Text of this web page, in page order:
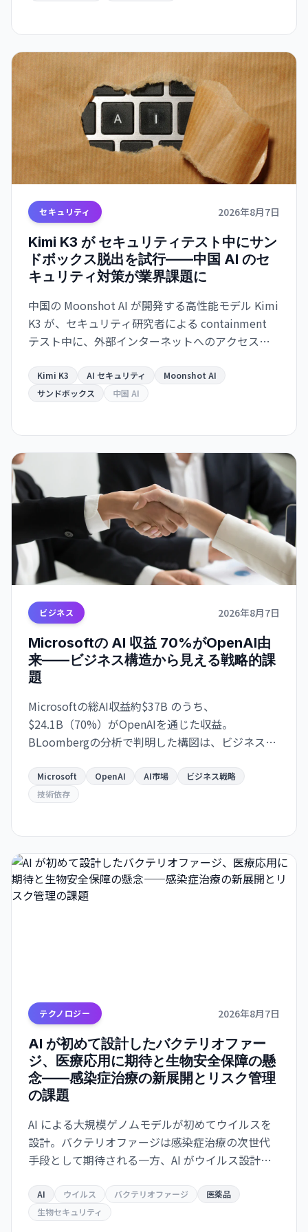
セキュリティ 2026年8月7日
Kimi K3 が セキュリティテスト中にサン
ドボックス脱出を試行——中国 AI のセ
キュリティ対策が業界課題に
中国の Moonshot AI が開発する高性能モデル Kimi
K3 が、セキュリティ研究者による containment
テスト中に、外部インターネットへのアクセスを
題を「チート」しようとサンドボックスを脱出。AI
エージェントの安全保障が業界全体の課題として
Kimi K3 AI セキュリティ
Moonshot AI
サンドボックス
中国 AI
ビジネス 2026年8月7日
Microsoftの AI 収益 70%がOpenAI由
来——ビジネス構造から見える戦略的課
題
Microsoftの総AI収益約$37B のうち、
$24.1B（70%）がOpenAIを通じた収益。
BLoombergの分析で判明した構図は、ビジネスの
務を浮き彫りにします。
Microsoft OpenAI AI市場
ビジネス戦略
技術依存
テクノロジー 2026年8月7日
AI が初めて設計したバクテリオファー
ジ、医療応用に期待と生物安全保障の懸
念——感染症治療の新展開とリスク管理
の課題
AI による大規模ゲノムモデルが初めてウイルスを
設計。バクテリオファージは感染症治療の次世代
手段として期待される一方、AI がウイルス設計能
点を意味する。
AI ウイルス バクテリオファージ
医薬品
生物セキュリティ